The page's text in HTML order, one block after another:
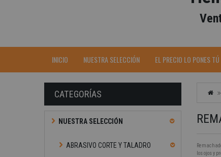
INICIO NUESTRA SELECCIÓN EL PRECIO LO PONES TÚ
CATEGORÍAS
NUESTRA SELECCIÓN
ABRASIVO CORTE Y TALADRO
los ojos y